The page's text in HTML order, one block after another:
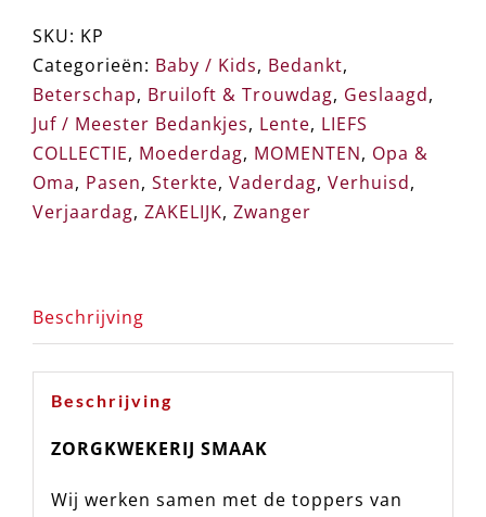
SKU: KP
Categorieën: Baby / Kids, Bedankt,
Beterschap, Bruiloft & Trouwdag, Geslaagd,
Juf / Meester Bedankjes, Lente, LIEFS
COLLECTIE, Moederdag, MOMENTEN, Opa &
Oma, Pasen, Sterkte, Vaderdag, Verhuisd,
Verjaardag, ZAKELIJK, Zwanger
Beschrijving
Beschrijving
ZORGKWEKERIJ SMAAK
Wij werken samen met de toppers van